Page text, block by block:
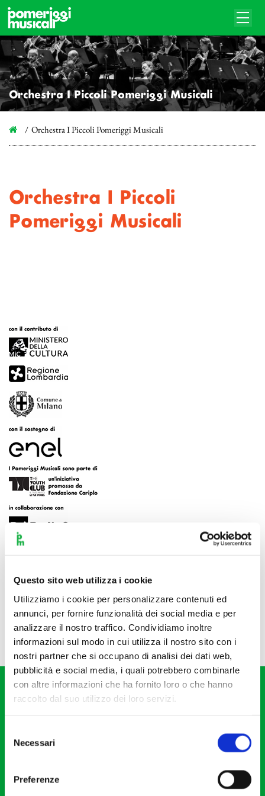
Questo sito web utilizza i cookie
Utilizziamo i cookie per personalizzare contenuti ed
annunci, per fornire funzionalità dei social media e per
analizzare il nostro traffico. Condividiamo inoltre
informazioni sul modo in cui utilizza il nostro sito con i
nostri partner che si occupano di analisi dei dati web,
pubblicità e social media, i quali potrebbero combinarle
con altre informazioni che ha fornito loro o che hanno
raccolto dal suo utilizzo dei loro servizi.
delNecessari
Preferenze
Orchestra I Piccoli Pomeriggi Musicali
Orchestra I Piccoli Pomeriggi Musicali
Orchestra I Piccoli
Pomeriggi Musicali
20121 Milano